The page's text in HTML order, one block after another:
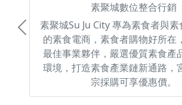
素聚城數位整合行銷
素聚城Su Ju City 專為素食者與
的素食電商，素食者購物好所在
最佳事業夥伴，嚴選優質素食產
環境，打造素食產業鏈新通路，
宗採購可享優惠價。
Previous